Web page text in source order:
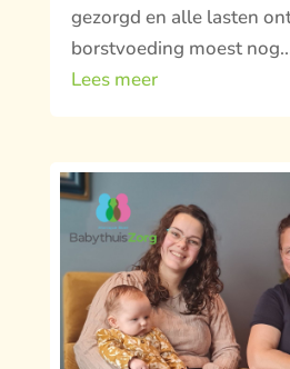
gezorgd en alle lasten
borstvoeding moest
Lees meer